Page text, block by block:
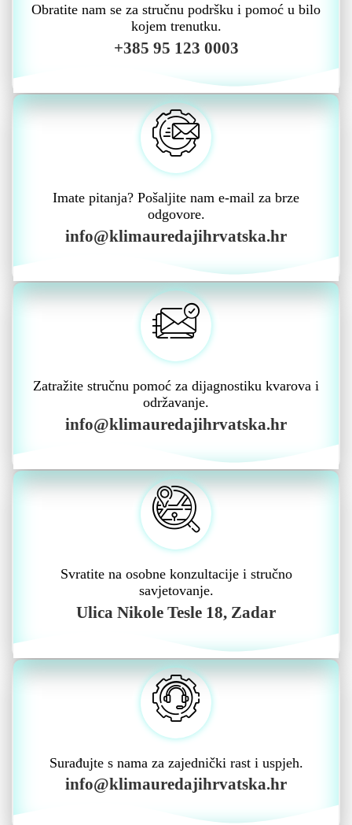
Obratite nam se za stručnu podršku i pomoć u bilo
kojem trenutku.
+385 95 123 0003
Imate pitanja? Pošaljite nam e-mail za brze
odgovore.
info@klimauredajihrvatska.hr
Zatražite stručnu pomoć za dijagnostiku kvarova i
održavanje.
info@klimauredajihrvatska.hr
Svratite na osobne konzultacije i stručno
savjetovanje.
Ulica Nikole Tesle 18, Zadar
Surađujte s nama za zajednički rast i uspjeh.
info@klimauredajihrvatska.hr